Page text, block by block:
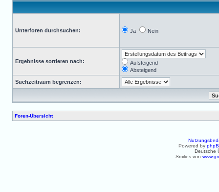
Unterforen durchsuchen: Ja Nein
Ergebnisse sortieren nach:
Aufsteigend
Absteigend
Suchzeitraum begrenzen:
Foren-Übersicht
Powered by
Deutsche
Smilies von